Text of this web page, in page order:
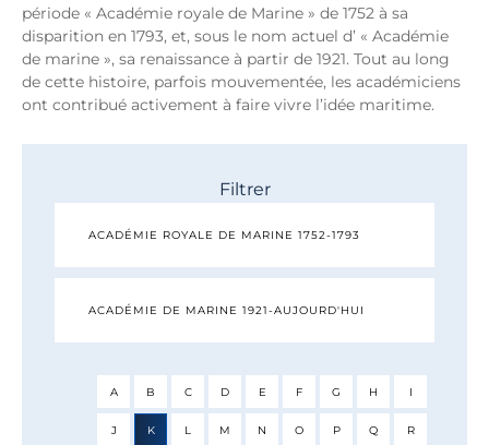
période « Académie royale de Marine » de 1752 à sa
disparition en 1793, et, sous le nom actuel d’ « Académie
de marine », sa renaissance à partir de 1921. Tout au long
de cette histoire, parfois mouvementée, les académiciens
ont contribué activement à faire vivre l’idée maritime.
Filtrer
ACADÉMIE ROYALE DE MARINE 1752-1793
ACADÉMIE DE MARINE 1921-AUJOURD'HUI
A B C D E F G H I
J K L M N O P Q R